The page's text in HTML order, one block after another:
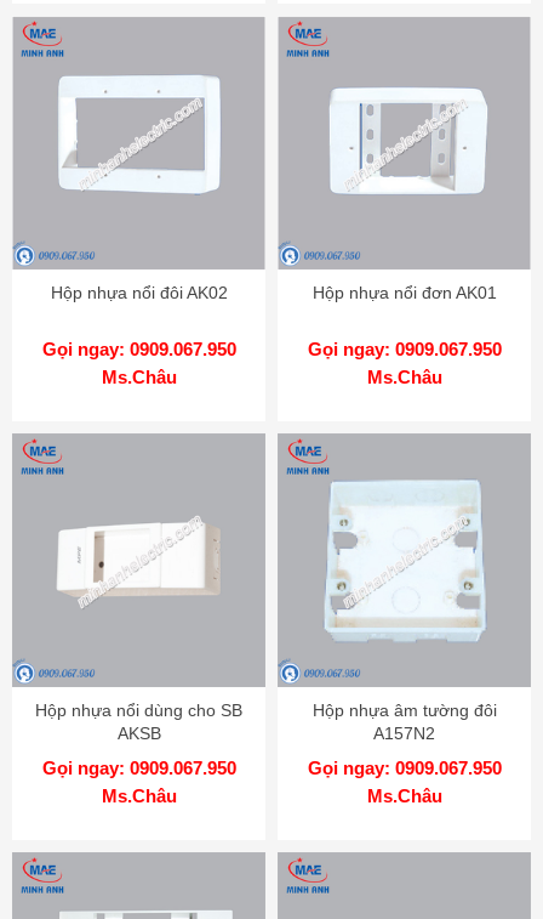
Hộp nhựa nổi đôi AK02
Gọi ngay: 0909.067.950
Ms.Châu
Hộp nhựa nổi đơn AK01
Gọi ngay: 0909.067.950
Ms.Châu
Hộp nhựa nổi dùng cho SB
AKSB
Gọi ngay: 0909.067.950
Ms.Châu
Hộp nhựa âm tường đôi
A157N2
Gọi ngay: 0909.067.950
Ms.Châu